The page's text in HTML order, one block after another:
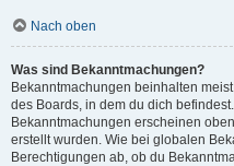
Nach oben
Was sind Bekanntmachungen?
Bekanntmachungen beinhalten
des Boards, in dem du dich
Bekanntmachungen erscheinen
erstellt wurden. Wie bei globalen
Berechtigungen ab, ob du